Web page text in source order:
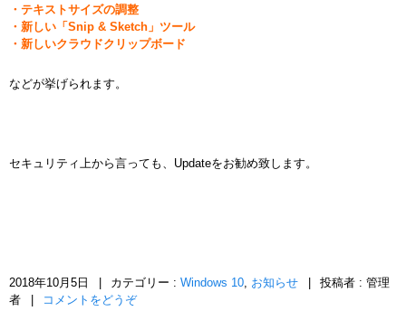
・テキストサイズの調整
・新しい「Snip & Sketch」ツール
・新しいクラウドクリップボード
などが挙げられます。
セキュリティ上から言っても、Updateをお勧め致します。
2018年10月5日 カテゴリー : Windows 10, お知らせ
投稿者 : 管理
者
コメントをどうぞ